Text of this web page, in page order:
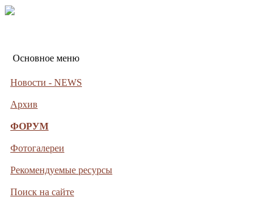
Основное меню
Новости - NEWS
Архив
ФОРУМ
Фотогалереи
Рекомендуемые ресурсы
Поиск на сайте